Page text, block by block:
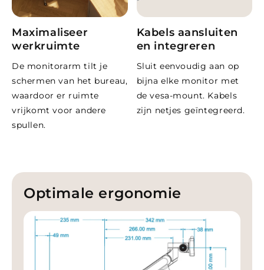
Maximaliseer
werkruimte
De monitorarm tilt je
schermen van het bureau,
waardoor er ruimte
vrijkomt voor andere
spullen.
Kabels aansluiten
en integreren
Sluit eenvoudig aan op
bijna elke monitor met
de vesa-mount. Kabels
zijn netjes geïntegreerd.
Optimale ergonomie